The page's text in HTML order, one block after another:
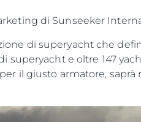
di Sunseeker
di superyacht che
superyacht e oltre 147
il giusto armatore, saprà
Aspetti Legali
POLICY SULLA
MODERN SLAVERY
STATEMENT
COOKIE POLICY